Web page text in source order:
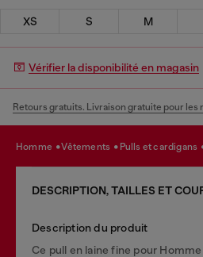
XS S M
Vérifier la disponibilité en magasin
Retours gratuits. Livraison gratuite pour
homme vêtements pulls et cardigans
DESCRIPTION, TAILLES ET
Description du produit
Ce pull en laine fine pour